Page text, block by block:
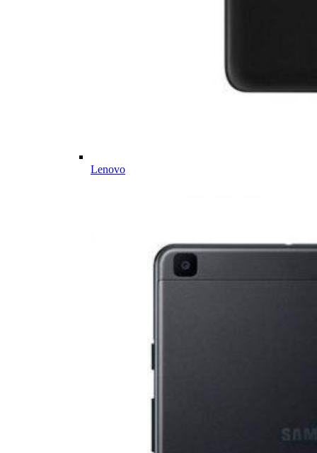
Lenovo